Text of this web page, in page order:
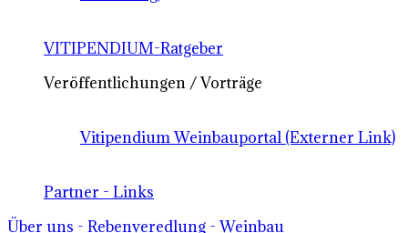
VITIPENDIUM-Ratgeber
Veröffentlichungen / Vorträge
Vitipendium Weinbauportal (Externer Link)
Partner - Links
Über uns - Rebenveredlung - Weinbau